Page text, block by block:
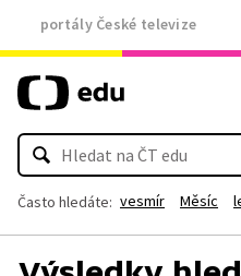
portály České televize
Často hledáte: vesmír Měsíc